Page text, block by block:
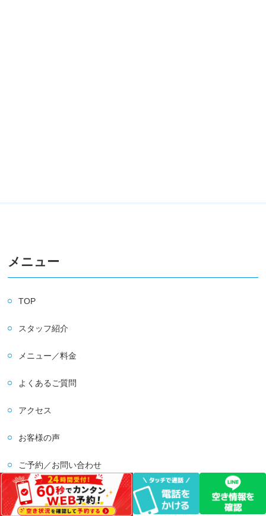
メニュー
TOP
スタッフ紹介
メニュー／料金
よくあるご質問
アクセス
お客様の声
ご予約／お問い合わせ
会社概要